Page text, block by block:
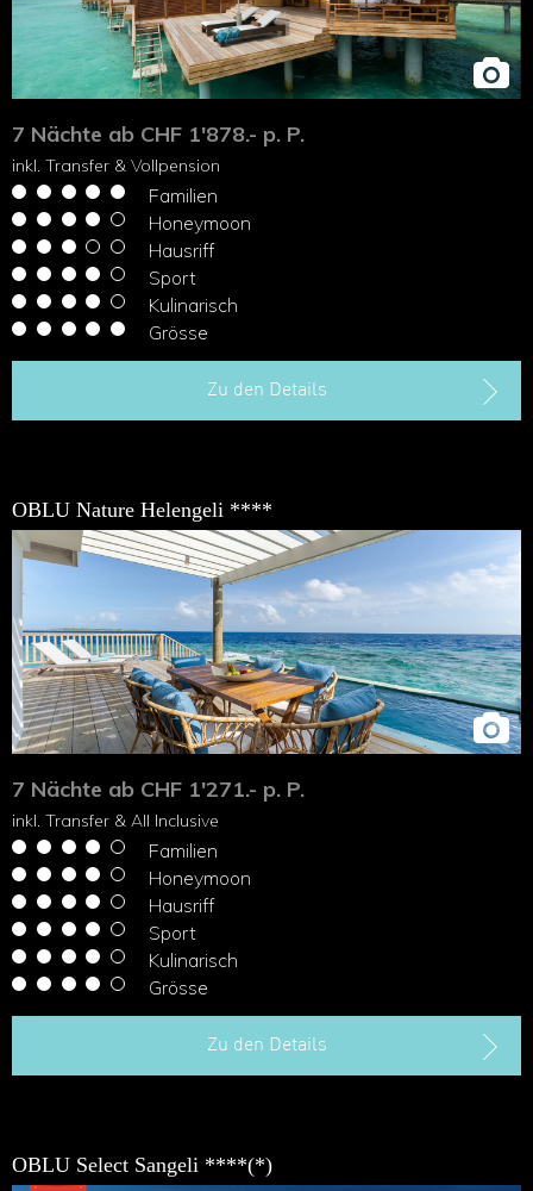
7 Nächte ab CHF 1'878.- p. P.
inkl. Transfer & Vollpension
Familien
Honeymoon
Hausriff
Sport
Kulinarisch
Grösse
Zu den Details
OBLU Nature Helengeli ****
7 Nächte ab CHF 1'271.- p. P.
inkl. Transfer & All Inclusive
Familien
Honeymoon
Hausriff
Sport
Kulinarisch
Grösse
Zu den Details
OBLU Select Sangeli ****(*)